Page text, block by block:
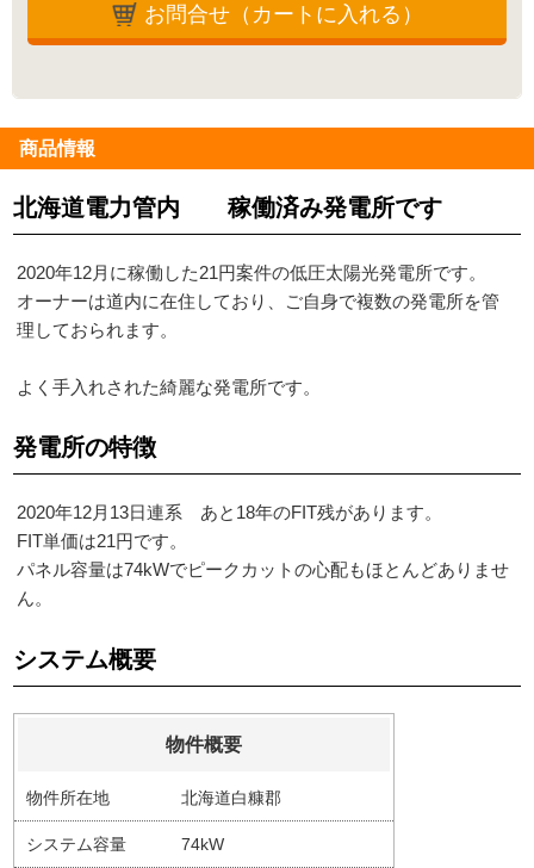
お問合せ（カートに入れる）
商品情報
北海道電力管内 稼働済み発電所です
2020年12月に稼働した21円案件の低圧太陽光発電所です。
オーナーは道内に在住しており、ご自身で複数の発電所を管
理しておられます。
よく手入れされた綺麗な発電所です。
発電所の特徴
2020年12月13日連系 あと18年のFIT残があります。
FIT単価は21円です。
パネル容量は74kWでピークカットの心配もほとんどありませ
ん。
システム概要
物件概要
物件所在地 北海道白糠郡
システム容量 74kW